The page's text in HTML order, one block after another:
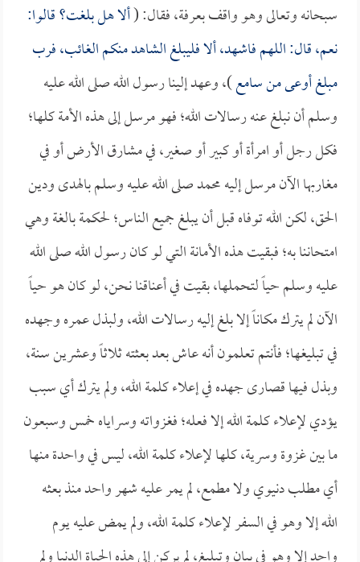
سبحانه وتعالى وهو واقف بعرفة، فقال: (ألا هل بلغت؟ قالوا:
نعم، قال: اللهم فاشهد، ألا فليبلغ الشاهد منكم الغائب، فرب
مبلغ أوعى من سامع)، وعهد إلينا رسول الله صلى الله عليه
وسلم أن نبلغ عنه رسالات الله؛ فهو مرسل إلى هذه الأمة كلها؛
فكل رجل أو امرأة أو كبير أو صغير، في مشارق الأرض أو في
مغاربها الآن مرسل إليه محمد صلى الله عليه وسلم بالهدى ودين
الحق، لكن الله توفاه قبل أن يبلغ جميع الناس؛ لحكمة بالغة وهي
امتحاننا به؛ فبقيت هذه الأمانة التي لو كان رسول الله صلى الله
عليه وسلم حياً لتحملها، بقيت في أعناقنا نحن، لو كان هو حياً
الآن لم يترك مكاناً إلا بلغ إليه رسالات الله، ولبذل عمره وجهده
في تبليغها؛ فأنتم تعلمون أنه عاش بعد بعثته ثلاثاً وعشرين سنة،
وبذل فيها قصارى جهده في إعلاء كلمة الله، ولم يترك أي سبب
يؤدي لإعلاء كلمة الله إلا فعله؛ فغزواته وسراياه خمس وسبعون
ما بين غزوة وسرية، كلها لإعلاء كلمة الله، ليس في واحدة منها
أي مطلب دنيوي ولا مطمع، لم يمر عليه شهر واحد منذ بعثه
الله إلا وهو في السفر لإعلاء كلمة الله، ولم يمض عليه يوم